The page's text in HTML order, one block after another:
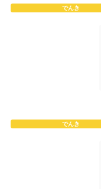
でんき
でんき